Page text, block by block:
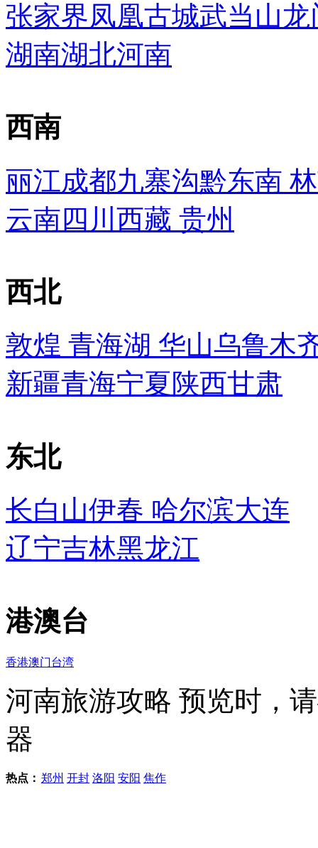
张家界凤凰古城武当山龙
湖南湖北河南
西南
丽江成都九寨沟黔东南
云南四川 西藏 贵州
西北
敦煌 青海湖 华山乌鲁木
新疆青海宁夏陕西甘肃
东北
长白山伊春 哈尔滨大连
辽宁吉林黑龙江
港澳台
香港澳门台湾
河南旅游攻略 预览时，
器
热点： 郑州 开封 洛阳 安阳 焦作